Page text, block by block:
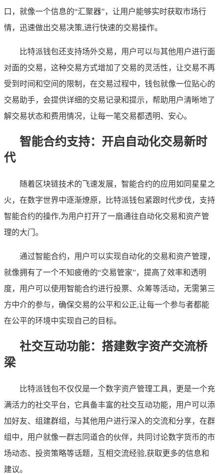
口，就像一个信息的“汇聚器”，让用户能够实时获取市场行
情，迅速做出交易决策,进行快速的交易操作。
比特派钱包还支持场外交易，用户可以与其他用户进行面
对面的交易，这种交易方式增加了交易的灵活性，让交易不再
受到时间和空间的限制，在交易过程中，钱包就像一位贴心的
交易助手，会提供详细的交易记录和提示，帮助用户清晰地了
解交易状态和费用情况，让每一笔交易都透明、安心。
智能合约支持：开启自动化交易新时
代
随着区块链技术的飞速发展，智能合约的应用如同星星之
火，在数字世界中逐渐燎原，比特派钱包紧跟时代步伐，支持
智能合约的操作,为用户打开了一扇通往自动化交易和资产管
理的大门。
通过智能合约，用户可以实现自动化的交易和资产管理，
就像拥有了一个不知疲倦的“交易管家”，提高了效率和透明
度，用户可以使用智能合约进行投票、众筹等活动，无需第三
方中介的参与，确保交易的公平和公正,让每一个参与者都能
在公平的环境中实现自己的目标。
社交互动功能：搭建数字资产交流桥
梁
比特派钱包不仅仅是一个数字资产管理工具，更是一个充
满活力的社交平台，它具备丰富的社交互动功能，用户可以添
加好友、组建群组，与其他用户进行深入的交流和分享，在群
组中，用户就像一群志同道合的伙伴，共同讨论数字货币的市
场动态、投资策略等话题，互相交流经验,获取更多的信息和
建议。